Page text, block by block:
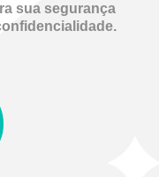
sua segurança